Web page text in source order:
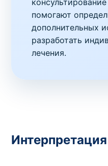
помогают
дополнительных
разработать
лечения.